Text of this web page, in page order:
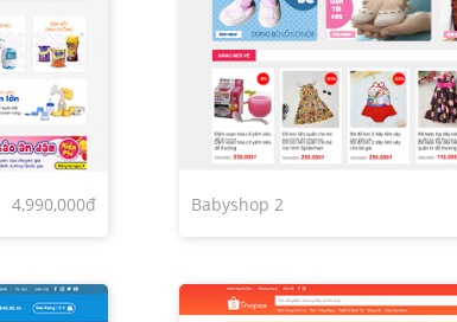
4,990,000đ Babyshop 2